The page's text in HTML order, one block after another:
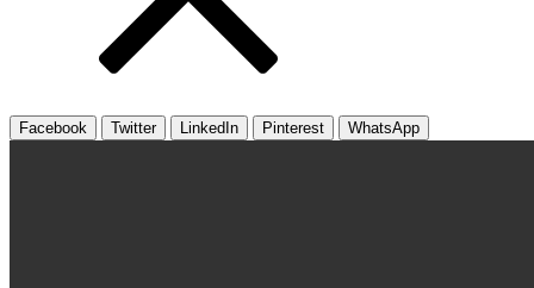
Facebook Twitter LinkedIn Pinterest WhatsApp